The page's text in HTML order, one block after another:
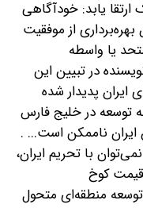
یابد: خودآگاهی
از موفقیت
یا واسطه
کیومرث اشتریان- 2/27). نویسنده در تبیین این
پدیدار شده
توسعه در خلیج فارس
ایران ناممکن است... .
با تحریم ایران،
کوخ
توسعه منطقه‌ای متحول